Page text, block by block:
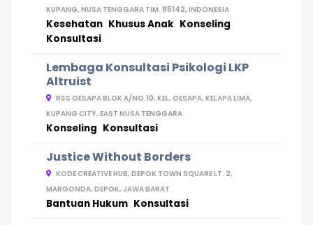
KUPANG, NUSA TENGGARA TIM. 85142, INDONESIA
Kesehatan Khusus Anak Konseling
Konsultasi
Lembaga Konsultasi Psikologi LKP
Altruist
RSS OESAPA BLOK A/NO.10, KEL, OESAPA, KELAPA LIMA,
KUPANG CITY, EAST NUSA TENGGARA
Konseling Konsultasi
Justice Without Borders
KODE CREATIVE HUB, DEPOK TOWN SQUARE LT. 2,
MARGONDA, DEPOK, JAWA BARAT
Bantuan Hukum Konsultasi